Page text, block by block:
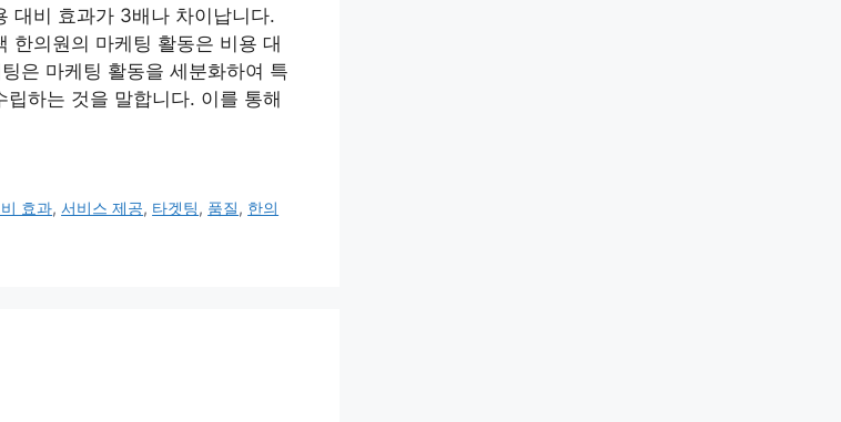
대비 효과가 3배나 차이납니다.
한의원의 마케팅 활동은 비용 대
은 마케팅 활동을 세분화하여 특
하는 것을 말합니다. 이를 통해
효과,서비스 제공, 타겟팅, 품질, 한의